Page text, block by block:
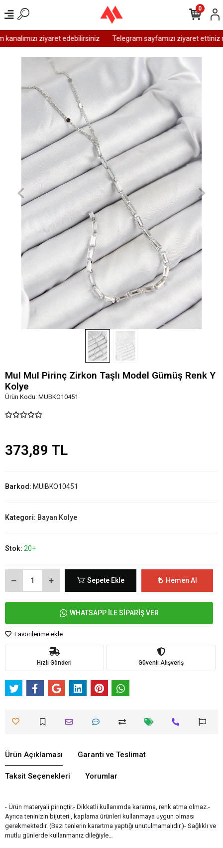
ziyaret edebilirsiniz Telegram sayfamızı ziyaret ettiniz
0
MuI MuI Pirinç Zirkon Taşlı Model Gümüş Renk Y
Kolye
Ürün Kodu: MUBKO10451
373,89 TL
Barkod: MUIBKO10451
Kategori: Bayan Kolye
Stok: 20+
Sepete Ekle Hemen Al
WHATSAPP İLE SİPARİŞ VER
Favorilerime ekle
Hızlı Gönderi Güvenli Alışveriş
Ürün Açıklaması Garanti ve Teslimat
Taksit Seçenekleri Yorumlar
- Ürün materyali pirinçtir.- Dikkatli kullanımda kararma, renk atma olmaz.-
Ayrıca teninizin bijuteri , kaplama ürünleri kullanmaya uygun olması
gerekmektedir. (Bazı tenlerin karartma yaptığı unutulmamalıdır.)- Sağlıklı ve
mutlu günlerde kullanmanız dileğiyle…